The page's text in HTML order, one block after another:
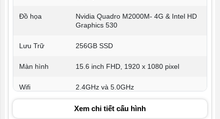
Đồ họa
Nvidia Quadro M2000M- 4G & Intel HD
Graphics 530
Lưu Trữ 256GB SSD
Màn hình 15.6 inch FHD, 1920 x 1080 pixel
Wifi 2.4GHz và 5.0GHz
HDMI
Xem chi tiết cấu hình